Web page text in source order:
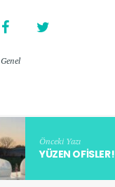
Genel
Önceki Yazı
YÜZEN OFISLER!